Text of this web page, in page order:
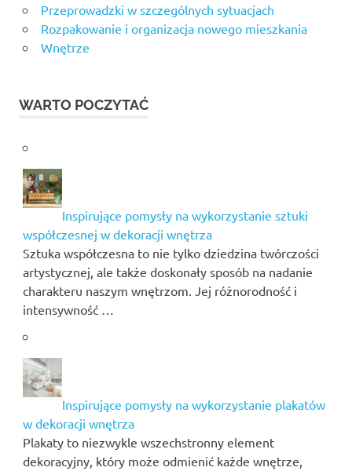
Przeprowadzki w szczególnych sytuacjach
Rozpakowanie i organizacja nowego mieszkania
Wnętrze
WARTO POCZYTAĆ
Inspirujące pomysły na wykorzystanie sztuki
współczesnej w dekoracji wnętrza
Sztuka współczesna to nie tylko dziedzina twórczości
artystycznej, ale także doskonały sposób na nadanie
charakteru naszym wnętrzom. Jej różnorodność i
intensywność …
Inspirujące pomysły na wykorzystanie plakatów
w dekoracji wnętrza
Plakaty to niezwykle wszechstronny element
dekoracyjny, który może odmienić każde wnętrze,